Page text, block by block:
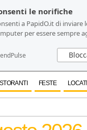
le norifiche
a PapidO.it di inviare
per essere sempre
le norifiche
a PapidO.it di inviare
per essere sempre
FESTE